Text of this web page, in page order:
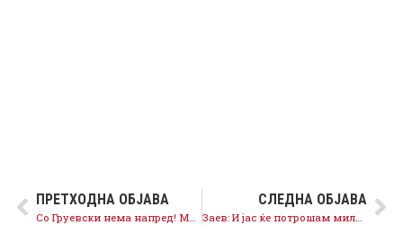
ПРЕТХОДНА ОБЈАВА СЛЕДНА ОБЈАВА
Заев: И јас ќе потрошам милиони евра, но за нови работни места во Македонија